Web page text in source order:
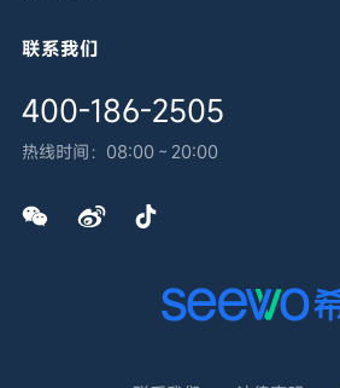
联系我们
400-186-2505
热线时间： 08:00～20:00